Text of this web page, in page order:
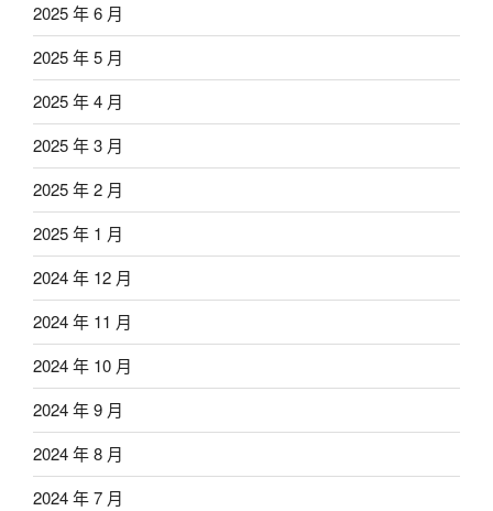
2025 年 6 月
2025 年 5 月
2025 年 4 月
2025 年 3 月
2025 年 2 月
2025 年 1 月
2024 年 12 月
2024 年 11 月
2024 年 10 月
2024 年 9 月
2024 年 8 月
2024 年 7 月